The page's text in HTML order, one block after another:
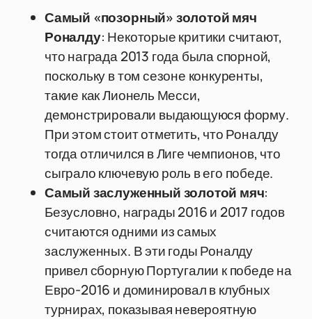
Самый «позорный» золотой мяч
Роналду: Некоторые критики считают,
что награда 2013 года была спорной,
поскольку в том сезоне конкуренты,
такие как Лионель Месси,
демонстрировали выдающуюся форму.
При этом стоит отметить, что Роналду
тогда отличился в Лиге чемпионов, что
сыграло ключевую роль в его победе.
Самый заслуженный золотой мяч:
Безусловно, награды 2016 и 2017 годов
считаются одними из самых
заслуженных. В эти годы Роналду
привел сборную Португалии к победе на
Евро-2016 и доминировал в клубных
турнирах, показывая невероятную